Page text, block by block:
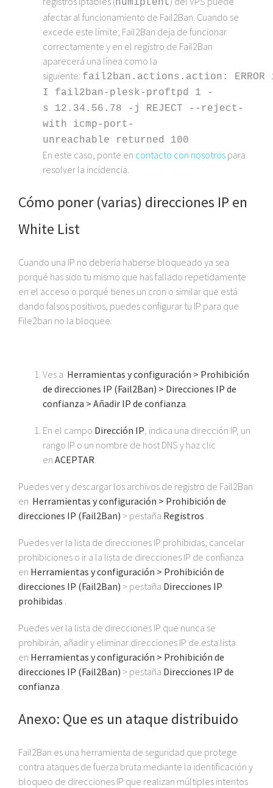
numiptent
afectar al funcionamiento de Fail2Ban. Cuando se
excede este límite, Fail2Ban deja de funcionar
correctamente y en el registro de Fail2Ban
aparecerá una línea como la
siguiente: fail2ban.actions.action:
I fail2ban-plesk-proftpd 1 -
s 12.34.56.78 -j REJECT --reject-
with icmp-port-
unreachable returned 100
En este caso, ponte en contacto con nosotros para
resolver la incidencia.
Cómo poner (varias) direcciones IP en
White List
Cuando una IP no debería haberse bloqueado ya sea
porqué has sido tu mismo que has fallado repetidamente
en el acceso o porqué tienes un cron o similar que está
dando falsos positivos, puedes configurar tu IP para que
File2ban no la bloquee.
Ves a Herramientas y configuración > Prohibición
de direcciones IP (Fail2Ban) > Direcciones IP de
confianza > Añadir IP de confianza.
En el campo Dirección IP, indica una dirección IP, un
rango IP o un nombre de host DNS y haz clic
en ACEPTAR.
Puedes ver y descargar los archivos de registro de Fail2Ban
en Herramientas y configuración > Prohibición de
direcciones IP (Fail2Ban) > pestaña Registros .
Puedes ver la lista de direcciones IP prohibidas, cancelar
prohibiciones o ir a la lista de direcciones IP de confianza
en Herramientas y configuración > Prohibición de
direcciones IP (Fail2Ban) > pestaña Direcciones IP
prohibidas .
Puedes ver la lista de direcciones IP que nunca se
prohibirán, añadir y eliminar direcciones IP de esta lista
en Herramientas y configuración > Prohibición de
direcciones IP (Fail2Ban) > pestaña Direcciones IP de
confianza .
Anexo: Que es un ataque distribuido
Fail2Ban es una herramienta de seguridad que protege
contra ataques de fuerza bruta mediante la identificación y
bloqueo de direcciones IP que realizan múltiples intentos